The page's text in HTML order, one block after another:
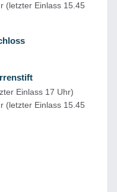
(letzter Einlass 15.45
Einlass 17 Uhr)
(letzter Einlass 15.45